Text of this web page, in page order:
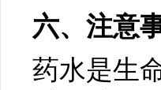
六、注意
药水是生